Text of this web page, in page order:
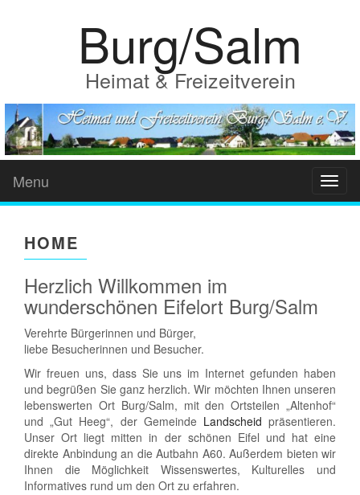
Burg/Salm
Heimat & Freizeitverein
Menu
HOME
Herzlich Willkommen im
wunderschönen Eifelort Burg/Salm
Verehrte Bürgerinnen und Bürger,
liebe Besucherinnen und Besucher.
Wir freuen uns, dass Sie uns im Internet gefunden haben
und begrüßen Sie ganz herzlich. Wir möchten Ihnen unseren
lebenswerten Ort Burg/Salm, mit den Ortsteilen „Altenhof“
und „Gut Heeg“, der Gemeinde Landscheid präsentieren.
Unser Ort liegt mitten in der schönen Eifel und hat eine
direkte Anbindung an die Autbahn A60. Außerdem bieten wir
Ihnen die Möglichkeit Wissenswertes, Kulturelles und
Informatives rund um den Ort zu erfahren.